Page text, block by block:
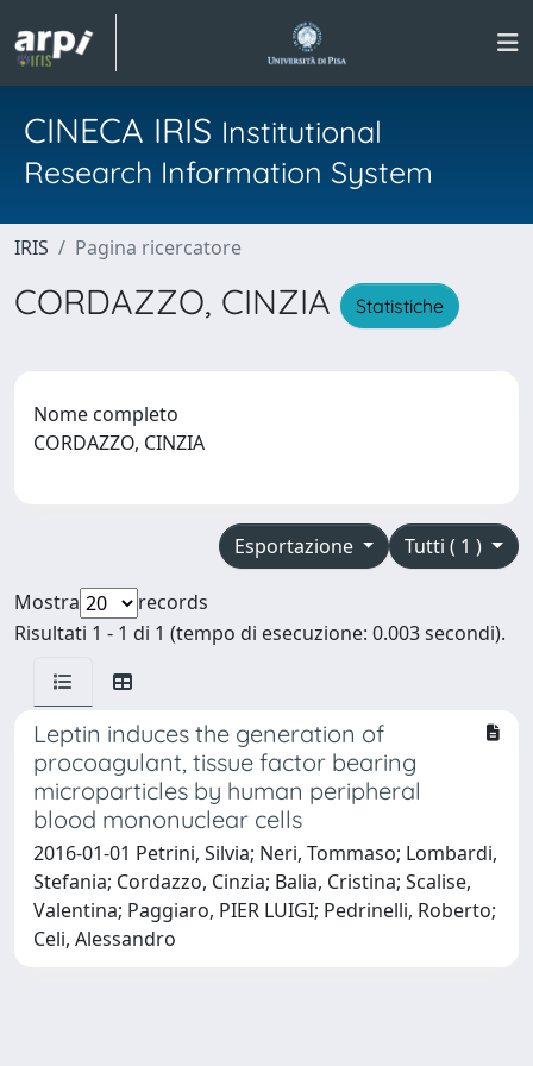
CINECA IRIS Institutional
Research Information System
IRIS Pagina ricercatore
CORDAZZO, CINZIA Statistiche
Nome completo
CORDAZZO, CINZIA
Tutti ( 1 )
Esportazione
Mostra
records
Risultati 1 - 1 di 1 (tempo di esecuzione: 0.003 secondi).
Leptin induces the generation of
procoagulant, tissue factor bearing
microparticles by human peripheral
blood mononuclear cells
2016-01-01 Petrini, Silvia; Neri, Tommaso; Lombardi,
Stefania; Cordazzo, Cinzia; Balia, Cristina; Scalise,
Valentina; Paggiaro, PIER LUIGI; Pedrinelli, Roberto;
Celi, Alessandro